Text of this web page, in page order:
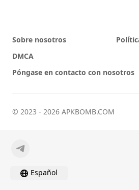
Sobre nosotros
DMCA
Póngase en contacto con nosotros
© 2023 - 2026 APKBOMB.COM
Español